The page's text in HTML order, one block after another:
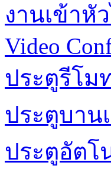
งานเข้าหั
Video
ประตูรีโม
ประตูบาน
ประตูอัตโ